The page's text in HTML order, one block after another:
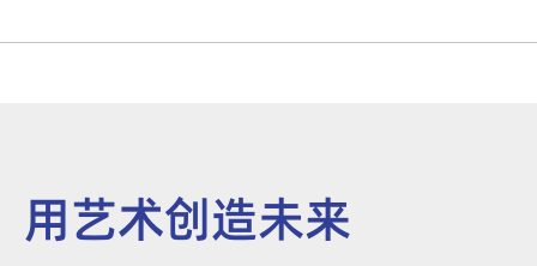
用艺术创造未来